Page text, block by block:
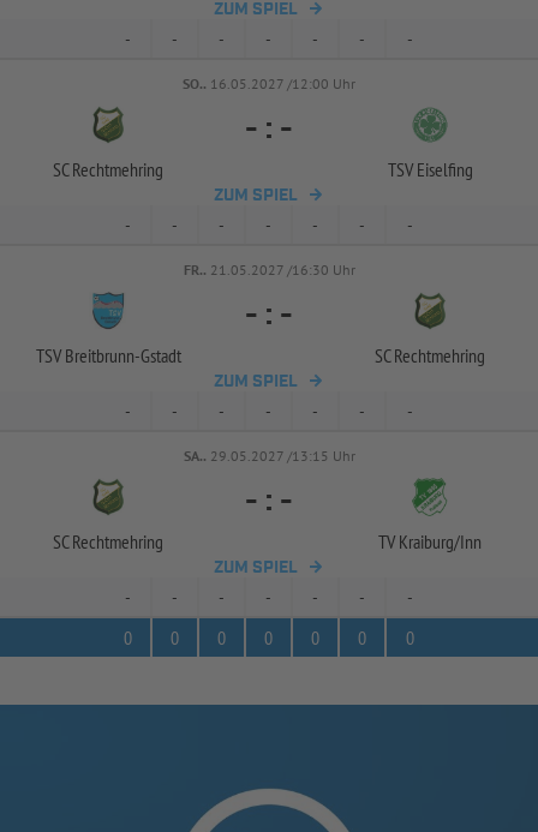
ZUM SPIEL
- - - - - - -
SO.. 16.05.2027 /12:00 Uhr
SC Rechtmehring
- : -
TSV Eiselfing
ZUM SPIEL
- - - - - - -
FR.. 21.05.2027 /16:30 Uhr
TSV Breitbrunn-Gstadt
- : -
SC Rechtmehring
ZUM SPIEL
- - - - - - -
SA.. 29.05.2027 /13:15 Uhr
SC Rechtmehring
- : -
TV Kraiburg/Inn
ZUM SPIEL
- - - - - -
-
0
0 0 0 0 0 0